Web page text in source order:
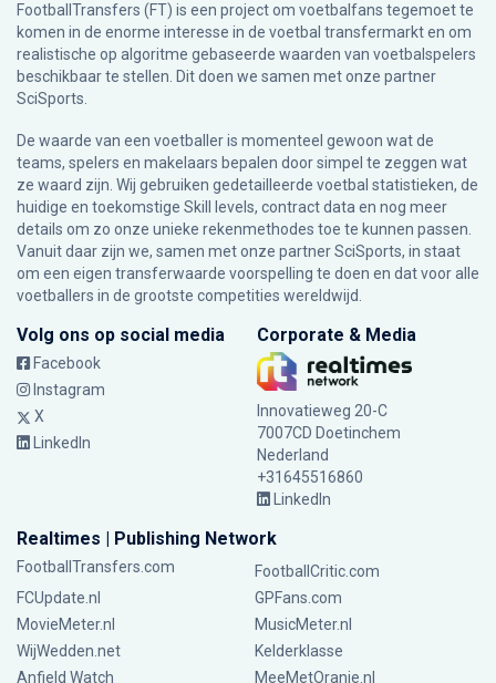
FootballTransfers (FT) is een project om voetbalfans tegemoet te
komen in de enorme interesse in de voetbal transfermarkt en om
realistische op algoritme gebaseerde waarden van voetbalspelers
beschikbaar te stellen. Dit doen we samen met onze partner
SciSports
De waarde van een voetballer is momenteel gewoon wat de
teams, spelers en makelaars bepalen door simpel te zeggen wat
ze waard zijn. Wij gebruiken gedetailleerde voetbal statistieken, de
huidige en toekomstige Skill levels, contract data en nog meer
details om zo onze unieke rekenmethodes toe te kunnen passen.
Vanuit daar zijn we, samen met onze partner SciSports, in staat
om een eigen transferwaarde voorspelling te doen en dat voor alle
voetballers in de grootste competities wereldwijd.
Volg ons op social media
Facebook
Instagram
X
LinkedIn
Corporate & Media
Innovatieweg 20-C
7007CD Doetinchem
Nederland
+31645516860
LinkedIn
Realtimes | Publishing Network
FootballTransfers.com
FootballCritic.com
FCUpdate.nl
GPFans.com
MovieMeter.nl
MusicMeter.nl
WijWedden.net
Kelderklasse
Anfield Watch
MeeMetOranje.nl